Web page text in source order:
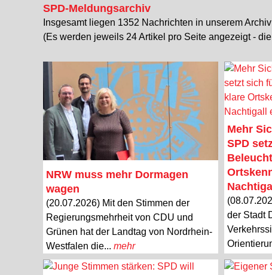
SPD-Meldungsarchiv
Insgesamt liegen 1352 Nachrichten in unserem Archiv
(Es werden jeweils 24 Artikel pro Seite angezeigt -
NRW muss mehr Dormagen
wagen
(20.07.2026) Mit den Stimmen der
Regierungsmehrheit von CDU und
Grünen hat der Landtag von Nordrhein-
Westfalen die... mehr
Mehr
SPD
der Stadt